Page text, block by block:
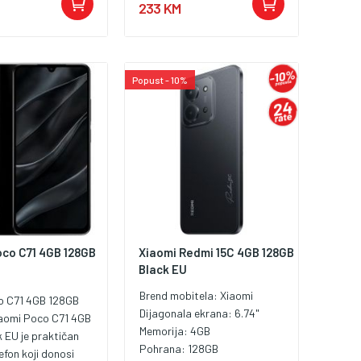
233 KM
C71 4GB 128GB
4GB 128GB
Poco C71 4GB
EU je praktičan
koji donosi
Popust - 10%
Xiaomi Redmi 15C 4GB 128GB
Black EU
Brend mobitela:Xiaomi
Dijagonala ekrana: 6.74"
Memorija:4GB
Pohrana: 128GB